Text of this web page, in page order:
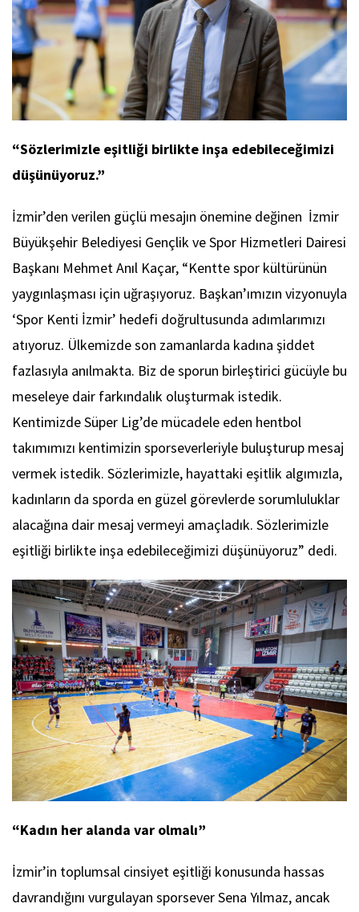
“Sözlerimizle eşitliği birlikte inşa edebileceğimizi
düşünüyoruz.”
İzmir’den verilen güçlü mesajın önemine değinen İzmir
Büyükşehir Belediyesi Gençlik ve Spor Hizmetleri Dairesi
Başkanı Mehmet Anıl Kaçar, “Kentte spor kültürünün
yaygınlaşması için uğraşıyoruz. Başkan’ımızın vizyonuyla
‘Spor Kenti İzmir’ hedefi doğrultusunda adımlarımızı
atıyoruz. Ülkemizde son zamanlarda kadına şiddet
fazlasıyla anılmakta. Biz de sporun birleştirici gücüyle bu
meseleye dair farkındalık oluşturmak istedik.
Kentimizde Süper Lig’de mücadele eden hentbol
takımımızı kentimizin sporseverleriyle buluşturup mesaj
vermek istedik. Sözlerimizle, hayattaki eşitlik algımızla,
kadınların da sporda en güzel görevlerde sorumluluklar
alacağına dair mesaj vermeyi amaçladık. Sözlerimizle
eşitliği birlikte inşa edebileceğimizi düşünüyoruz” dedi.
“Kadın her alanda var olmalı”
İzmir’in toplumsal cinsiyet eşitliği konusunda hassas
davrandığını vurgulayan sporsever Sena Yılmaz, ancak